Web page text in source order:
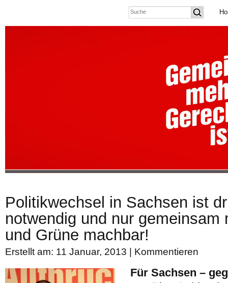
Politikwechsel in Sachsen ist
notwendig und nur gemeinsam
und Grüne machbar!
Erstellt am: 11 Januar, 2013 | Kommentieren
Für Sachsen –